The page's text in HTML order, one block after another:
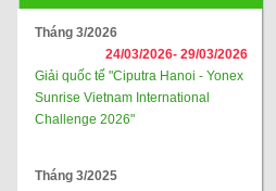
Tháng 3/2026
24/03/2026- 29/03/2026
Giải quốc tế "Ciputra Hanoi - Yonex
Sunrise Vietnam International
Challenge 2026"
Tháng 3/2025